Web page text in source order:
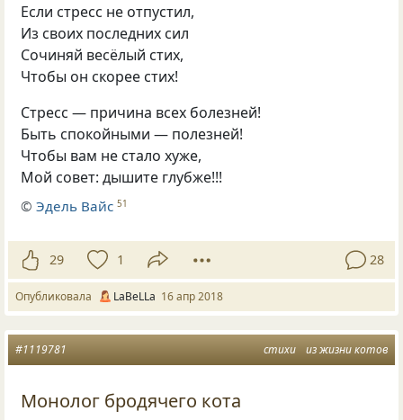
Если стресс не отпустил,
Из своих последних сил
Сочиняй весёлый стих,
Чтобы он скорее стих!
Стресс — причина всех болезней!
Быть спокойными — полезней!
Чтобы вам не стало хуже,
Мой совет: дышите глубже!!!
©Эдель Вайс 51
29 1 28
Опубликовала LaBeLLa 16 апр 2018
стихи из жизни котов
#1119781
Монолог бродячего кота